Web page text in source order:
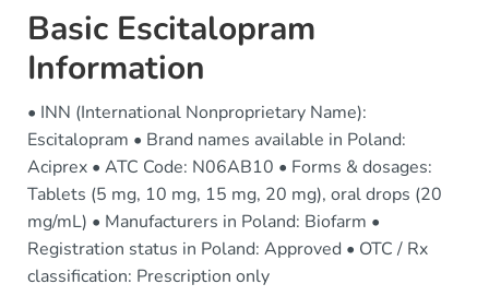
Basic Escitalopram
Information
• INN (International Nonproprietary Name):
Escitalopram • Brand names available in Poland:
Aciprex • ATC Code: N06AB10 • Forms & dosages:
Tablets (5 mg, 10 mg, 15 mg, 20 mg), oral drops (20
mg/mL) • Manufacturers in Poland: Biofarm •
Registration status in Poland: Approved • OTC / Rx
classification: Prescription only